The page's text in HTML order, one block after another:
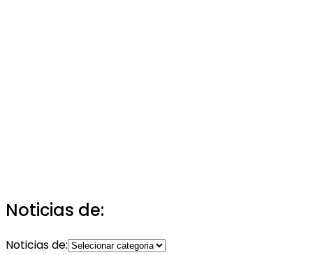
Noticias de:
Noticias de: